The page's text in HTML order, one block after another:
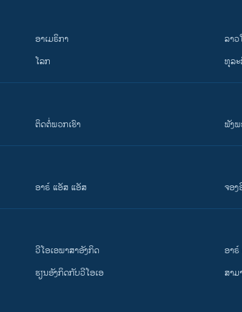
ອາເມຣິກາ
ໂລກ
ລາ
ທຸລ
ຕິດຕໍ່ພວກເຮົາ ຟັງ
ອາຣ໌ ແອັສ ແອັສ ຈອງ
ວີ​ໂອ​ເອ​ພາ​ສາ​ອັງ​ກິດ
​ຮຽນ​ອັງ​ກິດ​ກັບ​ວີ​ໂອ​ເອ
ອາຣ໌
ສາມ